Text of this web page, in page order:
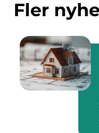
Fler